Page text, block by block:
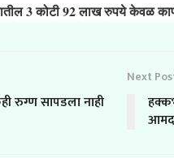
3 कोटी 92 लाख रुपये केवळ
रुग्ण सापडला नाही
Next